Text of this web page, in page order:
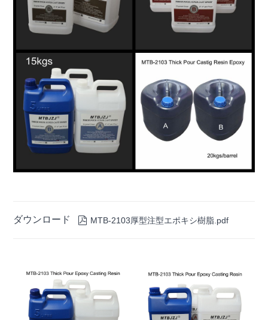
ダウンロード  MTB-2103厚型注型エポキシ樹脂.pdf